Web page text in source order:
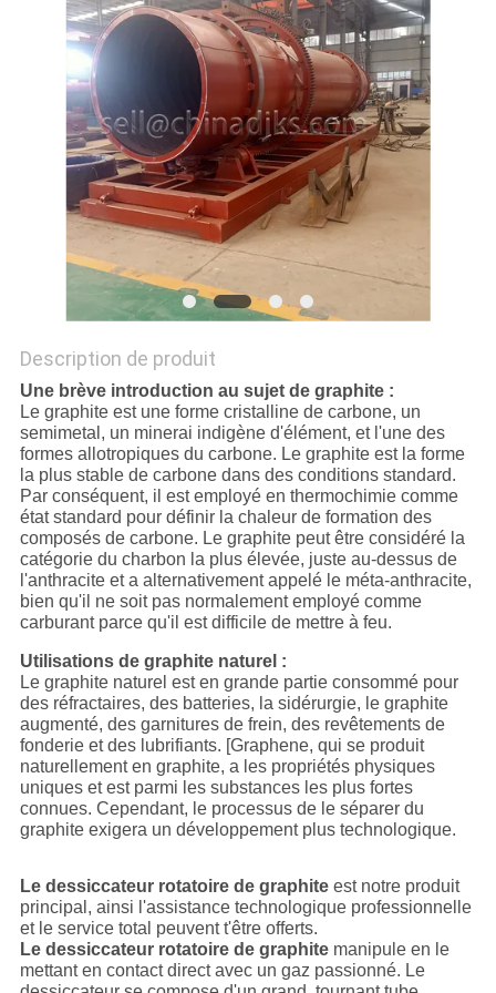
POLITIQUE
CONFIDENTIALITÉ
Description de produit
Une brève introduction au sujet de graphite :
Le graphite est une forme cristalline de carbone, un
semimetal, un minerai indigène d'élément, et l'une des
formes allotropiques du carbone. Le graphite est la forme
la plus stable de carbone dans des conditions standard.
Par conséquent, il est employé en thermochimie comme
état standard pour définir la chaleur de formation des
composés de carbone. Le graphite peut être considéré la
catégorie du charbon la plus élevée, juste au-dessus de
l'anthracite et a alternativement appelé le méta-anthracite,
bien qu'il ne soit pas normalement employé comme
carburant parce qu'il est difficile de mettre à feu.
Utilisations de graphite naturel :
Le graphite naturel est en grande partie consommé pour
des réfractaires, des batteries, la sidérurgie, le graphite
augmenté, des garnitures de frein, des revêtements de
fonderie et des lubrifiants. [Graphene, qui se produit
naturellement en graphite, a les propriétés physiques
uniques et est parmi les substances les plus fortes
connues. Cependant, le processus de le séparer du
graphite exigera un développement plus technologique.
Le dessiccateur rotatoire de graphiteest notre produit
principal, ainsi l'assistance technologique professionnelle
et le service total peuvent t'être offerts.
Le dessiccateur rotatoire de graphitemanipule en le
mettant en contact direct avec un gaz passionné. Le